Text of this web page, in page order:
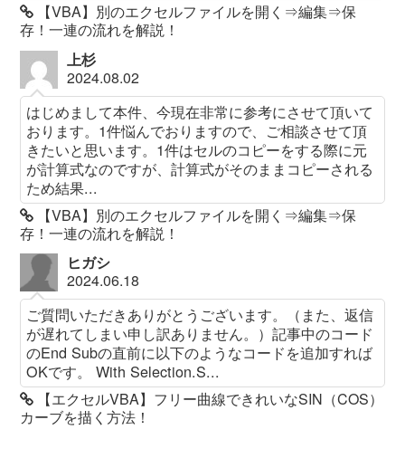
【VBA】別のエクセルファイルを開く⇒編集⇒保
存！一連の流れを解説！
上杉
2024.08.02
はじめまして本件、今現在非常に参考にさせて頂いて
おります。1件悩んでおりますので、ご相談させて頂
きたいと思います。1件はセルのコピーをする際に元
が計算式なのですが、計算式がそのままコピーされる
ため結果...
【VBA】別のエクセルファイルを開く⇒編集⇒保
存！一連の流れを解説！
ヒガシ
2024.06.18
ご質問いただきありがとうございます。（また、返信
が遅れてしまい申し訳ありません。）記事中のコード
のEnd Subの直前に以下のようなコードを追加すれば
OKです。 With Selection.S...
【エクセルVBA】フリー曲線できれいなSIN（COS）
カーブを描く方法！